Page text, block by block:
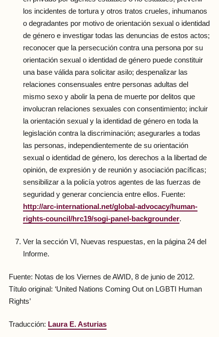
los incidentes de tortura y otros tratos crueles, inhumanos
o degradantes por motivo de orientación sexual o identidad
de género e investigar todas las denuncias de estos actos;
reconocer que la persecución contra una persona por su
orientación sexual o identidad de género puede constituir
una base válida para solicitar asilo; despenalizar las
relaciones consensuales entre personas adultas del
mismo sexo y abolir la pena de muerte por delitos que
involucran relaciones sexuales con consentimiento; incluir
la orientación sexual y la identidad de género en toda la
legislación contra la discriminación; asegurarles a todas
las personas, independientemente de su orientación
sexual o identidad de género, los derechos a la libertad de
opinión, de expresión y de reunión y asociación pacíficas;
sensibilizar a la policía yotros agentes de las fuerzas de
seguridad y generar conciencia entre ellos. Fuente:
http://arc-international.net/global-advocacy/human-
rights-council/hrc19/sogi-panel-backgrounder.
Ver la sección VI, Nuevas respuestas, en la página 24 del
Informe.
Fuente: Notas de los Viernes de AWID, 8 de junio de 2012.
Título original: ‘United Nations Coming Out on LGBTI Human
Rights’
Traducción: Laura E. Asturias